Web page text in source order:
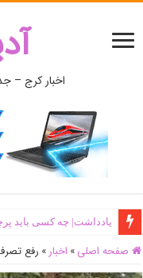
اخبار کرج –
یادداشت| ‌چه کسی باید
صفحه اصلی » اخبار » رفع